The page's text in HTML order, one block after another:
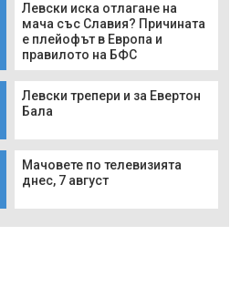
Левски иска отлагане на
мача със Славия? Причината
е плейофът в Европа и
правилото на БФС
Левски трепери и за Евертон
Бала
Мачовете по телевизията
днес, 7 август